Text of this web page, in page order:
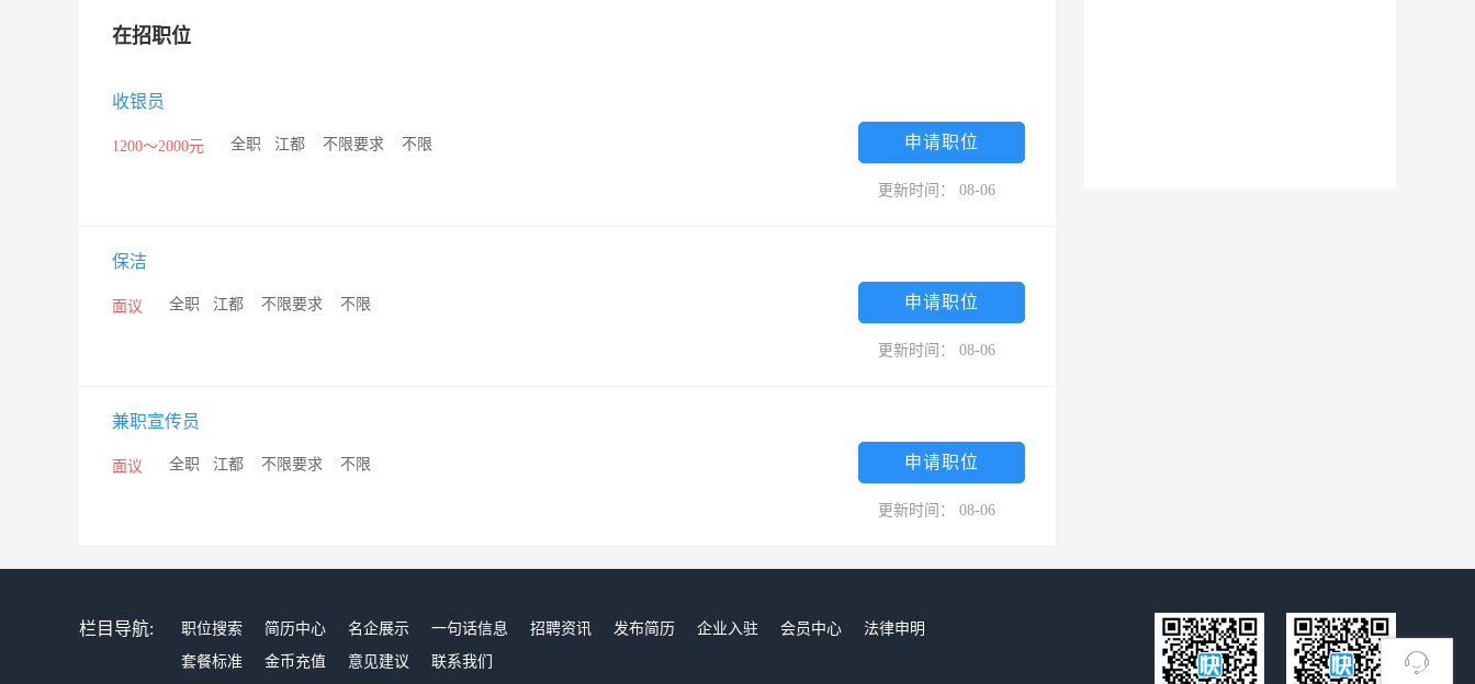
在招职位
收银员
1200～2000元 全职 江都 不限要求 不限 申请职位
更新时间： 08-06
保洁
面议 全职 江都 不限要求 不限 申请职位
更新时间： 08-06
兼职宣传员
面议 全职 江都 不限要求 不限 申请职位
更新时间： 08-06
栏目导航: 职位搜索 简历中心 名企展示 一句话信息 招聘资讯 发布简历 企业入驻 会员中心
法律申明
套餐标准
金币充值 意见建议 联系我们